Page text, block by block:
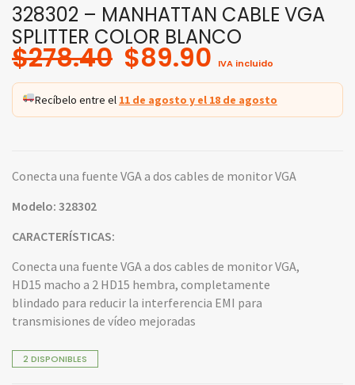
328302 – MANHATTAN CABLE VGA
SPLITTER COLOR BLANCO
$278.40 Original
price
was:
$278.40.
$89.90 Current
price
is:
$89.90.
IVA incluido
Recíbelo entre el 11 de agosto y el 18 de agosto
Conecta una fuente VGA a dos cables de monitor VGA
Modelo: 328302
CARACTERÍSTICAS:
Conecta una fuente VGA a dos cables de monitor VGA,
HD15 macho a 2 HD15 hembra, completamente
blindado para reducir la interferencia EMI para
transmisiones de vídeo mejoradas
2 DISPONIBLES